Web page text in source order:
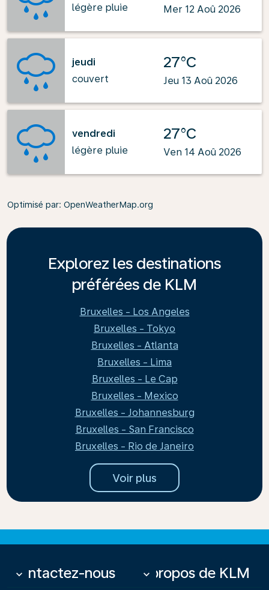
légère pluie
Mer 12 Aoû 2026
jeudi
couvert
27°C
Jeu 13 Aoû 2026
vendredi
légère pluie
27°C
Ven 14 Aoû 2026
Optimisé par: OpenWeatherMap.org
Explorez les destinations
préférées de KLM
Bruxelles - Los Angeles
Bruxelles - Tokyo
Bruxelles - Atlanta
Bruxelles - Lima
Bruxelles - Le Cap
Bruxelles - Mexico
Bruxelles - Johannesburg
Bruxelles - San Francisco
Bruxelles - Rio de Janeiro
Voir plus
Contactez-nous
keyboard_arrow_down À propos de KLM
keyboard_arrow_down